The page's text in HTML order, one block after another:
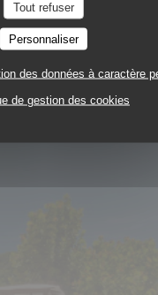
Tout refuser
Personnaliser
des données à caractère
de gestion des cookies
Anse 97217 Les